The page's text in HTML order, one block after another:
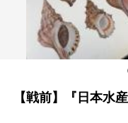
【戦前】『日本水